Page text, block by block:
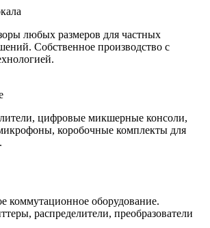
любых размеров для частных
Собственное производство с
цифровые микшерные консоли,
коробочные комплекты для
коммутационное оборудование.
распределители, преобразователи